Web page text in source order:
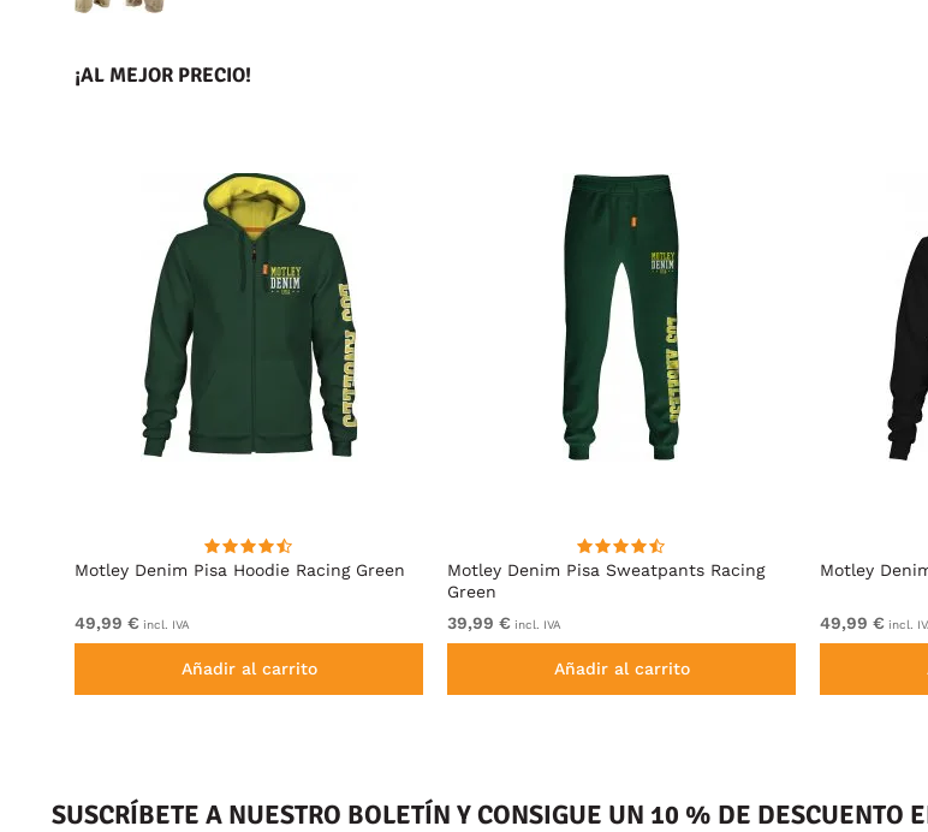
¡AL MEJOR PRECIO!
Motley Denim Pisa Hoodie Racing Green
49,99 € incl. IVA
Añadir al carrito
Motley Denim Pisa Sweatpants Racing
Green
39,99 € incl. IVA
Añadir al carrito
Motley
49,99 € incl.
SUSCRÍBETE A NUESTRO BOLETÍN Y CONSIGUE UN 10 % DE DESCUENTO